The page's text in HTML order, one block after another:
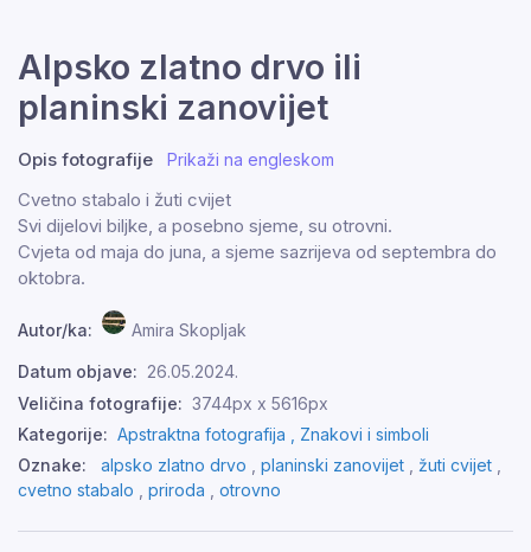
Alpsko zlatno drvo ili
planinski zanovijet
Opis fotografije Prikaži na engleskom
Cvetno stabalo i žuti cvijet
Svi dijelovi biljke, a posebno sjeme, su otrovni.
Cvjeta od maja do juna, a sjeme sazrijeva od septembra do
oktobra.
Autor/ka: Amira Skopljak
Datum objave: 26.05.2024.
Veličina fotografije: 3744px x 5616px
Kategorije: Apstraktna fotografija , Znakovi i simboli
Oznake:
alpsko zlatno drvo planinski zanovijet žuti cvijet
cvetno stabalo
priroda otrovno